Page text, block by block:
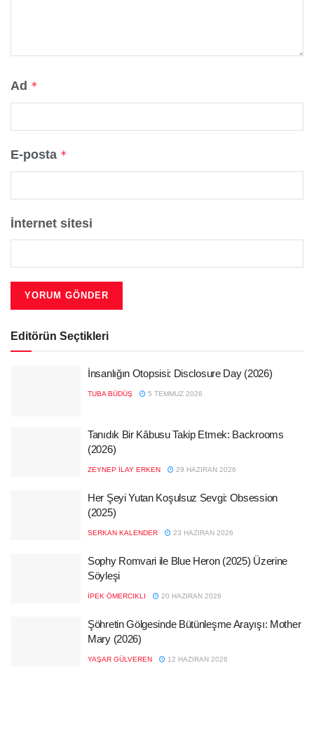
Ad *
E-posta *
İnternet sitesi
Editörün Seçtikleri
İnsanlığın Otopsisi: Disclosure Day (2026)
TUBA BÜDÜŞ 5 TEMMUZ 2026
Tanıdık Bir Kâbusu Takip Etmek: Backrooms
(2026)
ZEYNEP İLAY ERKEN 29 HAZIRAN 2026
Her Şeyi Yutan Koşulsuz Sevgi: Obsession
(2025)
SERKAN KALENDER 23 HAZIRAN 2026
Sophy Romvari ile Blue Heron (2025) Üzerine
Söyleşi
İPEK ÖMERCIKLI 20 HAZIRAN 2026
Şöhretin Gölgesinde Bütünleşme Arayışı: Mother
Mary (2026)
YAŞAR GÜLVEREN 12 HAZIRAN 2026